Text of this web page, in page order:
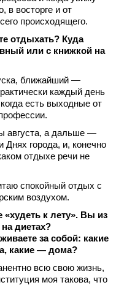
в восторге и от
происходящего.
отдыхать? Куда
или с книжкой на
ближайший —
каждый день
есть выходные от
августа, а дальше —
Днях города, и, конечно
отдыхе речи не
спокойный отдых с
воздухом.
к лету». Вы из
диетах?
за собой: какие
какие — дома?
всю свою жизнь,
моя такова, что